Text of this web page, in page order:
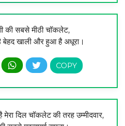
की सबसे मीठी चॉकलेट,
बेहद खाली और हुआ है अधूरा।
मेरा दिल चॉकलेट की तरह उम्मीदवार,